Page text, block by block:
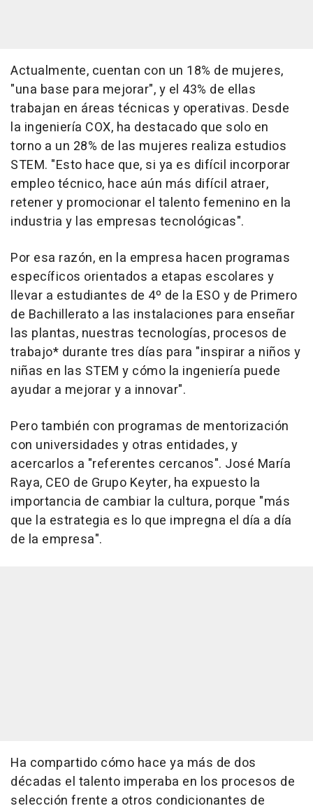
Actualmente, cuentan con un 18% de mujeres,
"una base para mejorar", y el 43% de ellas
trabajan en áreas técnicas y operativas. Desde
la ingeniería COX, ha destacado que solo en
torno a un 28% de las mujeres realiza estudios
STEM. "Esto hace que, si ya es difícil incorporar
empleo técnico, hace aún más difícil atraer,
retener y promocionar el talento femenino en la
industria y las empresas tecnológicas".
Por esa razón, en la empresa hacen programas
específicos orientados a etapas escolares y
llevar a estudiantes de 4º de la ESO y de Primero
de Bachillerato a las instalaciones para enseñar
las plantas, nuestras tecnologías, procesos de
trabajo* durante tres días para "inspirar a niños y
niñas en las STEM y cómo la ingeniería puede
ayudar a mejorar y a innovar".
Pero también con programas de mentorización
con universidades y otras entidades, y
acercarlos a "referentes cercanos". José María
Raya, CEO de Grupo Keyter, ha expuesto la
importancia de cambiar la cultura, porque "más
que la estrategia es lo que impregna el día a día
de la empresa".
Ha compartido cómo hace ya más de dos
décadas el talento imperaba en los procesos de
selección frente a otros condicionantes de